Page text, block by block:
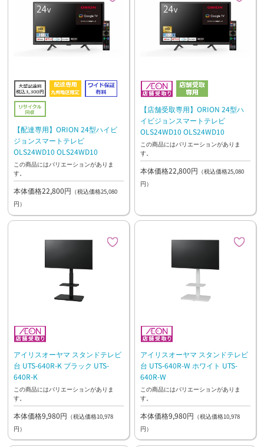
【配達専用】ORION 24型ハイビ
ジョンスマートテレビ
OLS24WD10 OLS24WD10
この商品にはバリエーションがありま
す。
本体価格22,800円 （税込価格25,080
円）
【店舗受取専用】ORION 24型ハ
イビジョンスマートテレビ
OLS24WD10 OLS24WD10
この商品にはバリエーションがありま
す。
本体価格22,800円 （税込価格25,080
円）
アイリスオーヤマ スタンドテレビ
台 UTS-640R-K ブラック UTS-
640R-K
この商品にはバリエーションがありま
す。
本体価格9,980円 （税込価格10,978
円）
アイリスオーヤマ スタンドテレビ
台 UTS-640R-W ホワイト UTS-
640R-W
この商品にはバリエーションがありま
す。
本体価格9,980円 （税込価格10,978
円）